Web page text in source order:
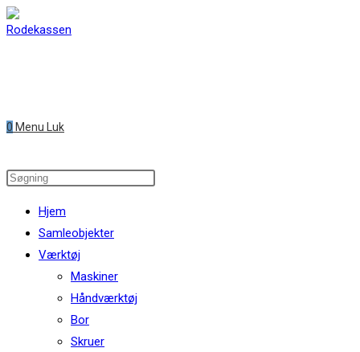
Skip
to
0 Menu Luk
Search
website
Hjem
Samleobjekter
Værktøj
Maskiner
Håndværktøj
Bor
Skruer